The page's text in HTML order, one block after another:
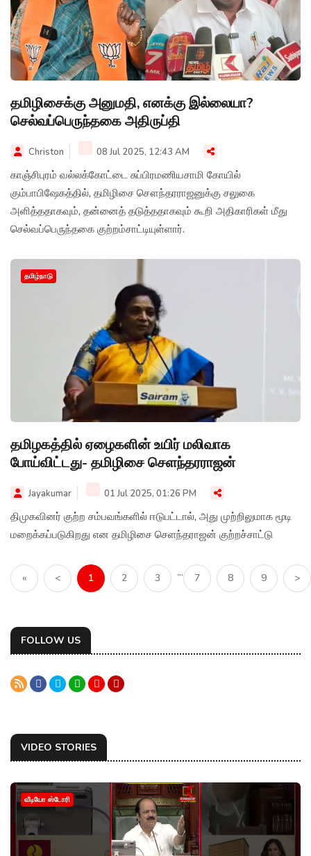
தமிழிசைக்கு அனுமதி, எனக்கு இல்லையா?
செல்வப்பெருந்தகை அதிருப்தி
Christon 08 Jul 2025, 12:43 AM
காஞ்சிபுரம் வல்லக்கோட்டை சுப்பிரமணியசாமி கோயில்
கும்பாபிஷேகத்தில், தமிழிசை சௌந்தரராஜனுக்கு சலுகை
அளித்ததாகவும், தன்னைத் தடுத்ததாகவும் கூறி அதிகாரிகள் மீது
செல்வப்பெருந்தகை குற்றம்சாட்டியுள்ளார்.
தமிழ்நாடு
தமிழகத்தில் ஏழைகளின் உயிர் மலிவாக
போய்விட்டது- தமிழிசை செளந்தரராஜன்
Jayakumar 01 Jul 2025, 01:26 PM
திமுகவினர் குற்ற சம்பவங்களில் ஈடுபட்டால், அது முற்றிலுமாக மூடி
மறைக்கப்படுகிறது என தமிழிசை செளந்தராஜன் குற்றச்சாட்டு
« < 1 2 3 ... 7 8 9 >
FOLLOW US
VIDEO STORIES
வீடியோ ஸ்டோரி